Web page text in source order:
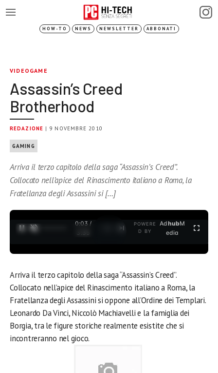
HOW-TO NEWS NEWSLETTER ABBONATI
VIDEOGAME
Assassin’s Creed
Brotherhood
REDAZIONE | 9 NOVEMBRE 2010
GAMING
Arriva il terzo capitolo della saga “Assassin’s Creed”.
Collocato nell’apice del Rinascimento italiano a Roma, la
Fratellanza degli Assassini si […]
0:04 /
3:35
POWERE
D BY
AdhubM
edia
Arriva il terzo capitolo della saga “Assassin’s Creed”.
Collocato nell’apice del Rinascimento italiano a Roma, la
Fratellanza degli Assassini si oppone all’Ordine dei Templari.
Leonardo Da Vinci, Niccolò Machiavelli e la famiglia dei
Borgia, tra le figure storiche realmente esistite che si
incontreranno nel gioco.